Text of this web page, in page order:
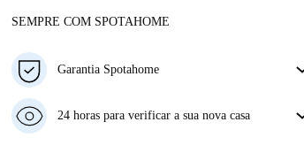
Mais sobre este senhorio
SEMPRE COM SPOTAHOME
Garantia Spotahome
antecedência, nós iremos A) pagar um hotel e ajudá-
24 horas para verificar a sua nova casa